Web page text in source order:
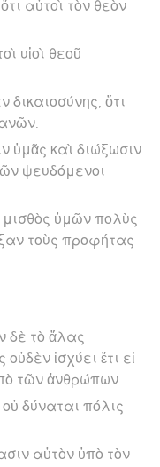
αὐτοὶ τὸν θεὸν
υἱοὶ θεοῦ
δικαιοσύνης, ὅτι
ὑμᾶς καὶ διώξωσιν
ψευδόμενοι
μισθὸς ὑμῶν πολὺς
τοὺς προφήτας
δὲ τὸ ἅλας
ἰσχύει ἔτι εἰ
τῶν ἀνθρώπων.
δύναται πόλις
αὐτὸν ὑπὸ τὸν